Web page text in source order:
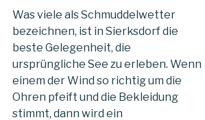
Was viele als Schmuddelwetter
bezeichnen, ist in Sierksdorf die
beste Gelegenheit, die
ursprüngliche See zu erleben. Wenn
einem der Wind so richtig um die
Ohren pfeift und die Bekleidung
stimmt, dann wird ein